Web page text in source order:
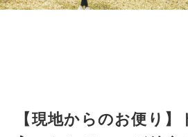
【現地からのお便り